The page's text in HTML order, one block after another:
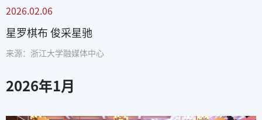
2026.02.06
星罗棋布 俊采星驰
来源：浙江大学融媒体中心
2026年1月